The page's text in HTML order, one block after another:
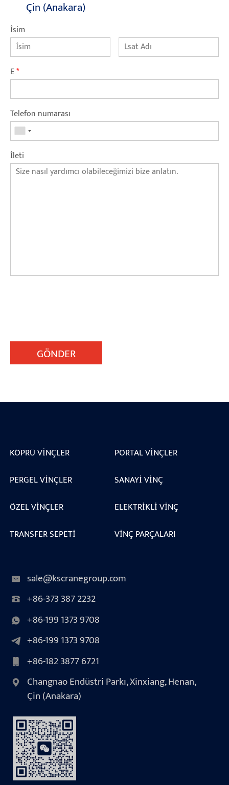
Çin (Anakara)
İsim
E*
Telefon numarası
İleti
GÖNDER
KÖPRÜ VINÇLER
PORTAL VINÇLER
PERGEL VINÇLER
SANAYI VINÇ
ÖZEL VINÇLER
ELEKTRIKLI VINÇ
TRANSFER SEPETI
VINÇ PARÇALARI
sale@kscranegroup.com
+86-373 387 2232
+86-199 1373 9708
+86-199 1373 9708
+86-182 3877 6721
Changnao Endüstri Parkı, Xinxiang, Henan,
Çin (Anakara)